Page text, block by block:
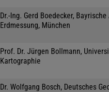
Dr.-Ing. Gerd Boedecker,
Erdmessung, München
Prof. Dr. Jürgen Bollmann,
Kartographie
Dr. Wolfgang Bosch, Deutsches